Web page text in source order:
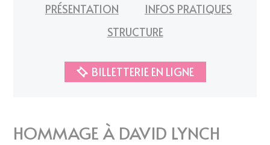
PRÉSENTATION
INFOS PRATIQUES
STRUCTURE
BILLETTERIE EN LIGNE
HOMMAGE À DAVID LYNCH